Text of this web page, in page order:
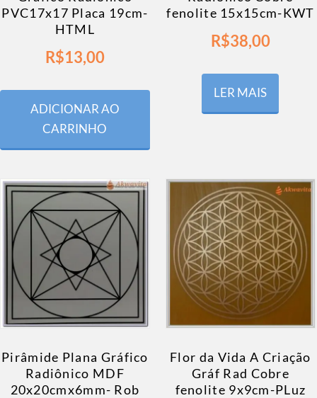
PVC17x17 Placa 19cm-
HTML
R$13,00
ADICIONAR AO
CARRINHO
fenolite 15x15cm-KWT
R$38,00
LER MAIS
Pirâmide Plana Gráfico
Radiônico MDF
20x20cmx6mm- Rob
Flor da Vida A Criação
Gráf Rad Cobre
fenolite 9x9cm-PLuz